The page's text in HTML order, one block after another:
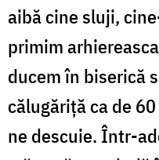
aibă cine sluji,
primim
ducem în biserică
călugăriță ca de
ne descuie. Într-